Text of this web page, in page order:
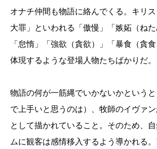
オナチ仲間も物語に絡んでくる。キリ
大罪」といわれる「傲慢」「嫉妬（ねた
「怠惰」「強欲（貪欲）」「暴食（貪
体現するような登場人物たちばかりだ。
物語の何が一筋縄でいかないかという
で上手いと思うのは）、牧師のイヴァ
として描かれていること。そのため、
ムに観客は感情移入するよう導かれる